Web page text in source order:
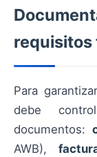
Para
debe
documentos:
AWB),